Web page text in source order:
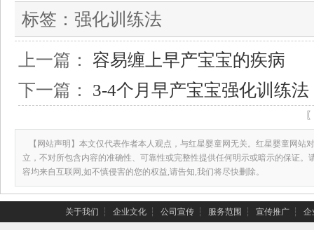
标签： 强化训练法
上一篇： 容易缠上早产宝宝的疾病
下一篇： 3-4个月早产宝宝强化训练法
【网站声明】本文仅代表作者本人观点，与红星婴童网无关。红星婴童网站
立，不对所包含内容的准确性、可靠性或完整性提供任何明示或暗示的保证。
容均来自互联网,如不慎侵害的您的权益,请告知,我们将尽快删除。
关于我们 ┆ 企业文化 ┆ 公司宣传 ┆ 服务范围 ┆ 宣传推广 ┆ 企